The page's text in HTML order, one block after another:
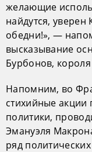
желающие
найдутся,
обедни!», —
высказывание
Бурбонов,
Напомним, во
стихийные акции
политики,
Эмануэля
ряд